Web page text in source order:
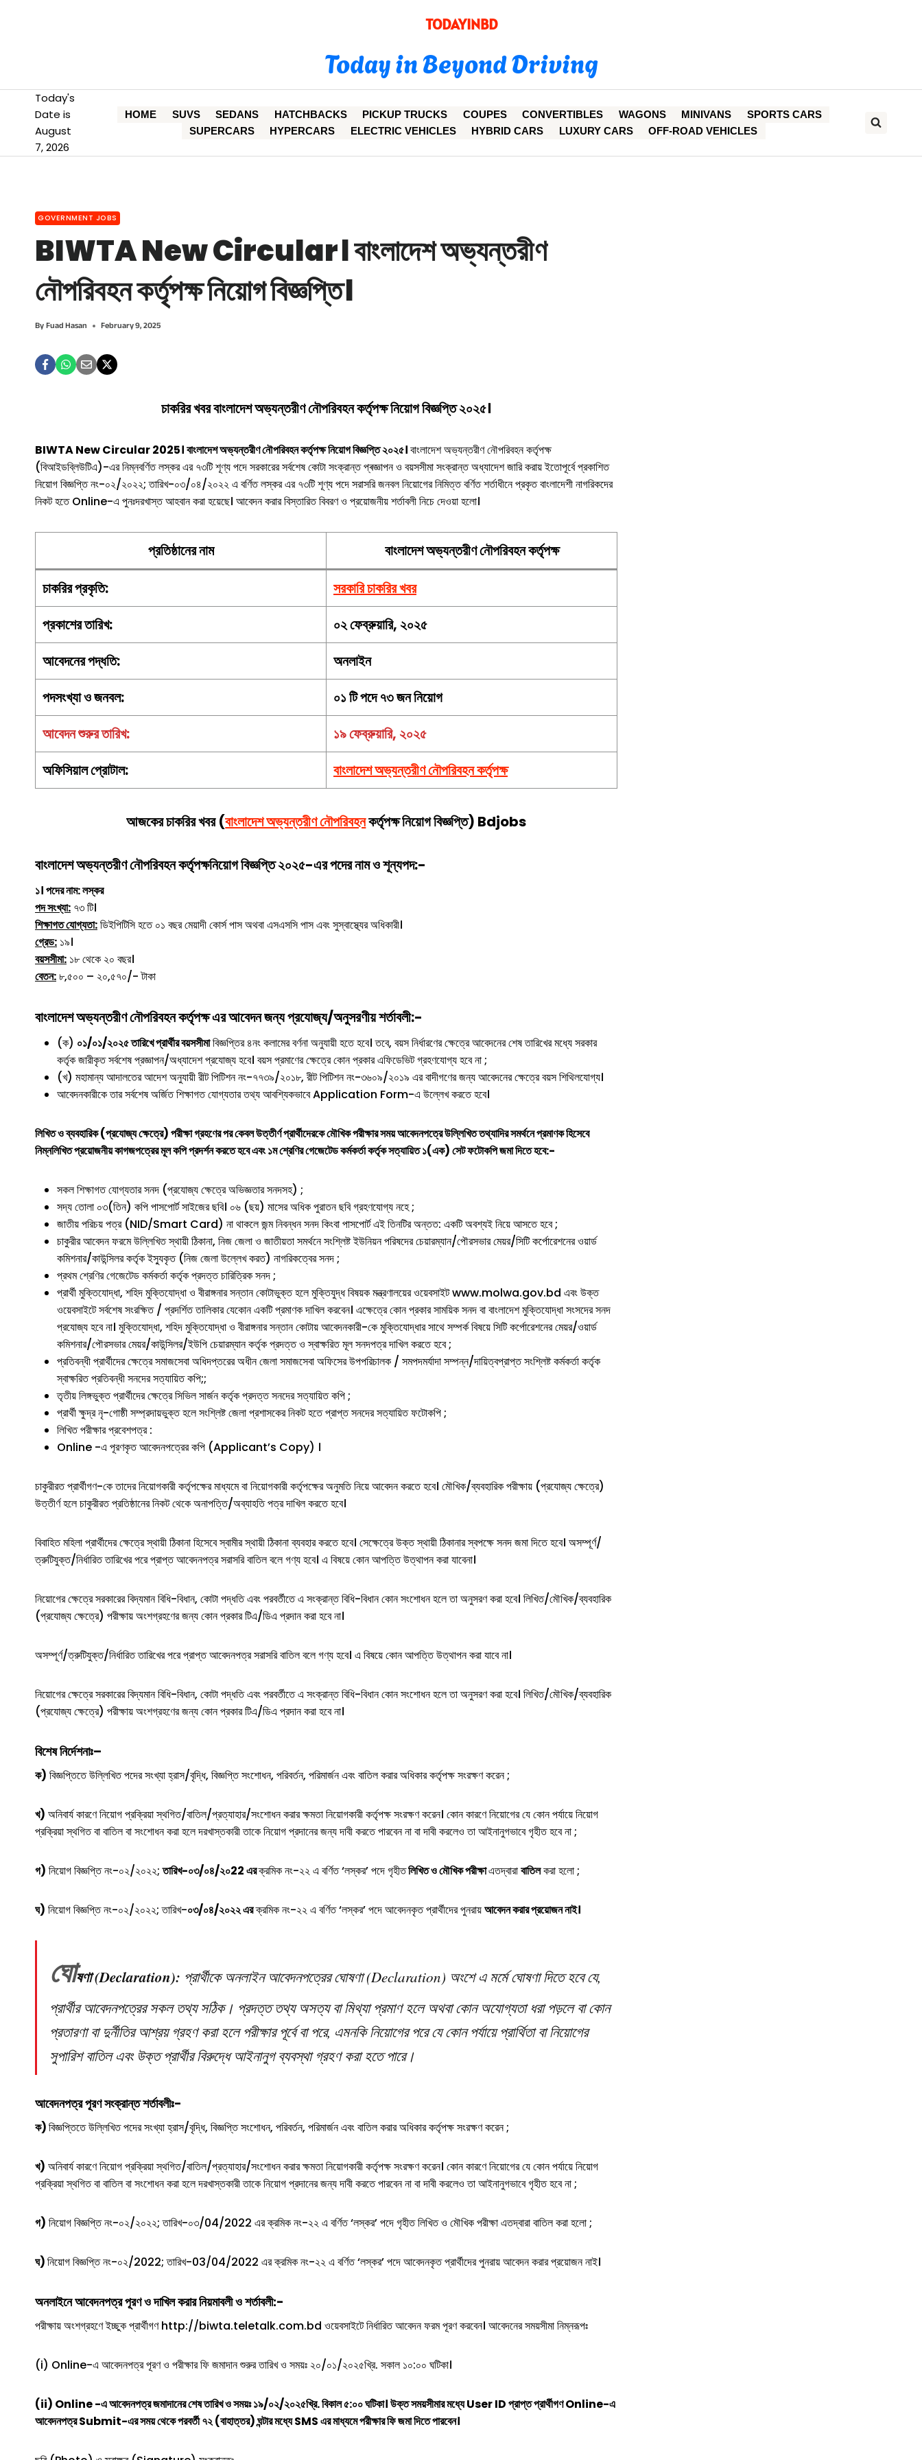
TODAYINBD
Today in Beyond Driving
Today's
Date is
August
7, 2026
HOME SUVS SEDANS HATCHBACKS PICKUP TRUCKS COUPES CONVERTIBLES WAGONS MINIVANS
SPORTS CARS
SUPERCARS
HYPERCARS ELECTRIC VEHICLES HYBRID CARS LUXURY CARS OFF-ROAD VEHICLES
GOVERNMENT JOBS
BIWTA New Circular। বাংলাদেশ অভ্যন্তরীণ
নৌপরিবহন কর্তৃপক্ষ নিয়োগ বিজ্ঞপ্তি।
ByFuad Hasan February 9, 2025
চাকরির খবরবাংলাদেশ অভ্যন্তরীণ নৌপরিবহন কর্তৃপক্ষনিয়োগ বিজ্ঞপ্তি ২০২৫।
BIWTA New Circular 2025। বাংলাদেশ অভ্যন্তরীণ নৌপরিবহন কর্তৃপক্ষ নিয়োগ বিজ্ঞপ্তি ২০২৫।বাংলাদেশ অভ্যন্তরীণ নৌপরিবহন কর্তৃপক্ষ
(বিআইডব্লিউটিএ)-এর নিম্নবর্ণিত লস্কর এর ৭৩টি শূণ্য পদে সরকারের সর্বশেষ কোটা সংক্রান্ত প্ৰজ্ঞাপন ও বয়সসীমা সংক্রান্ত অধ্যাদেশ জারি করায় ইতোপূর্বে প্রকাশিত
নিয়োগ বিজ্ঞপ্তি নং-০২/২০২২; তারিখ-০৩/০৪/২০২২ এ বর্ণিত লস্কর এর ৭৩টি শূণ্য পদে সরাসরি জনবল নিয়োগের নিমিত্ত বর্ণিত শর্তাধীনে প্রকৃত বাংলাদেশী নাগরিকদের
নিকট হতে Online-এ পুনঃদরখাস্ত আহবান করা হয়েছে। আবেদন করার বিস্তারিত বিবরণ ও প্রয়োজনীয় শর্তাবলী নিচে দেওয়া হলো।
প্রতিষ্ঠানের নাম
বাংলাদেশ অভ্যন্তরীণ নৌপরিবহন কর্তৃপক্ষ
চাকরিরপ্রকৃতি:
সরকারি চাকরির খবর
প্রকাশের তারিখ:
০২ ফেব্রুয়ারি, ২০২৫
আবেদনের পদ্ধতি:
অনলাইন
পদসংখ্যা ও জনবল:
০১ টি পদে ৭৩ জন নিয়োগ
আবেদন শুরুর তারিখ:
১৯ ফেব্রুয়ারি, ২০২৫
অফিসিয়াল প্রোটাল:
বাংলাদেশ অভ্যন্তরীণ নৌপরিবহন কর্তৃপক্ষ
আজকের চাকরির খবর (বাংলাদেশ অভ্যন্তরীণ নৌপরিবহনকর্তৃপক্ষনিয়োগ বিজ্ঞপ্তি) Bdjobs
বাংলাদেশ অভ্যন্তরীণ নৌপরিবহন কর্তৃপক্ষনিয়োগ বিজ্ঞপ্তি ২০২৫-এর পদের নাম ও শূন্যপদ:-
১। পদের নাম: লস্কর
পদ সংখ্যা: ৭৩ টি।
শিক্ষাগত যোগ্যতা:ডিইপিটিসি হতে ০১ বছর মেয়াদী কোর্স পাস অথবা এসএসসি পাস এবং সুস্বাস্থ্যের অধিকারী।
গ্রেড: ১৯।
বয়সসীমা: ১৮ থেকে ২০ বছর।
বেতন:৮,৫০০ – ২০,৫৭০/- টাকা
বাংলাদেশ অভ্যন্তরীণ নৌপরিবহন কর্তৃপক্ষএর আবেদন জন্য প্রযোজ্য/অনুসরণীয় শর্তাবলী:-
(ক) ০১/০১/২০২৫ তারিখে প্রার্থীর বয়সসীমাবিজ্ঞপ্তির ৪নং কলামের বর্ণনা অনুযায়ী হতে হবে। তবে, বয়স নির্ধারণের ক্ষেত্রে আবেদনের শেষ তারিখের মধ্যে সরকার
কর্তৃক জারীকৃত সর্বশেষ প্রজ্ঞাপন/অধ্যাদেশ প্রযোজ্য হবে। বয়স প্রমাণের ক্ষেত্রে কোন প্রকার এফিডেভিট গ্রহণযোগ্য হবে না ;
(খ) মহামান্য আদালতের আদেশ অনুযায়ী রীট পিটিশন নং-৭৭৩৯/২০১৮, রীট পিটিশন নং-৩৬০৯/২০১৯ এর বাদীগণের জন্য আবেদনের ক্ষেত্রে বয়স শিথিলযোগ্য।
আবেদনকারীকে তার সর্বশেষ অর্জিত শিক্ষাগত যোগ্যতার তথ্য আবশ্যিকভাবে Application Form-এ উল্লেখ করতে হবে।
লিখিত ও ব্যবহারিক (প্রযোজ্য ক্ষেত্রে) পরীক্ষা গ্রহণের পর কেবল উত্তীর্ণ প্রার্থীদেরকে মৌখিক পরীক্ষার সময় আবেদনপত্রে উল্লিখিত তথ্যাদির সমর্থনে প্রমাণক হিসেবে
নিম্নলিখিত প্রয়োজনীয় কাগজপত্রের মূল কপি প্রদর্শন করতে হবে এবং ১ম শ্রেণির গেজেটেড কর্মকর্তা কর্তৃক সত্যায়িত ১(এক) সেট ফটোকপি জমা দিতে হবে:-
সকল শিক্ষাগত যোগ্যতার সনদ (প্রযোজ্য ক্ষেত্রে অভিজ্ঞতার সনদসহ) ;
সদ্য তোলা ০৩(তিন) কপি পাসপোর্ট সাইজের ছবি। ০৬ (ছয়) মাসের অধিক পুরাতন ছবি গ্রহণযোগ্য নহে ;
জাতীয় পরিচয় পত্র (NID/Smart Card) না থাকলে জন্ম নিবন্ধন সনদ কিংবা পাসপোর্ট এই তিনটির অন্তত: একটি অবশ্যই নিয়ে আসতে হবে ;
চাকুরীর আবেদন ফরমে উল্লিখিত স্থায়ী ঠিকানা, নিজ জেলা ও জাতীয়তা সমর্থনে সংশ্লিষ্ট ইউনিয়ন পরিষদের চেয়ারম্যান/পৌরসভার মেয়র/সিটি কর্পোরেশনের ওয়ার্ড
কমিশনার/কাউন্সিলর কর্তৃক ইস্যুকৃত (নিজ জেলা উল্লেখ করত) নাগরিকত্বের সনদ ;
প্রথম শ্রেণির গেজেটেড কর্মকর্তা কর্তৃক প্রদত্ত চারিত্রিক সনদ ;
প্রার্থী মুক্তিযোদ্ধা, শহিদ মুক্তিযোদ্ধা ও বীরাঙ্গনার সন্তান কোটাভুক্ত হলে মুক্তিযুদ্ধ বিষয়ক মন্ত্রণালয়ের ওয়েবসাইট www.molwa.gov.bd এবং উক্ত
ওয়েবসাইটে সর্বশেষ সংরক্ষিত / প্রদর্শিত তালিকার যেকোন একটি প্রমাণক দাখিল করবেন। এক্ষেত্রে কোন প্রকার সাময়িক সনদ বা বাংলাদেশ মুক্তিযোদ্ধা সংসদের সনদ
প্রযোজ্য হবে না। মুক্তিযোদ্ধা, শহিদ মুক্তিযোদ্ধা ও বীরাঙ্গনার সন্তান কোটায় আবেদনকারী-কে মুক্তিযোদ্ধার সাথে সম্পর্ক বিষয়ে সিটি কর্পোরেশনের মেয়র/ওয়ার্ড
কমিশনার/পৌরসভার মেয়র/কাউন্সিলর/ইউপি চেয়ারম্যান কর্তৃক প্রদত্ত ও স্বাক্ষরিত মূল সনদপত্র দাখিল করতে হবে ;
প্রতিবন্ধী প্রার্থীদের ক্ষেত্রে সমাজসেবা অধিদপ্তরের অধীন জেলা সমাজসেবা অফিসের উপপরিচালক / সমপদমর্যাদা সম্পন্ন/দায়িত্বপ্রাপ্ত সংশ্লিষ্ট কর্মকর্তা কর্তৃক
স্বাক্ষরিত প্রতিবন্ধী সনদের সত্যায়িত কপি;;
তৃতীয় লিঙ্গভুক্ত প্রার্থীদের ক্ষেত্রে সিভিল সার্জন কর্তৃক প্রদত্ত সনদের সত্যায়িত কপি ;
প্রার্থী ক্ষুদ্র নৃ-গোষ্ঠী সম্প্রদায়ভুক্ত হলে সংশ্লিষ্ট জেলা প্রশাসকের নিকট হতে প্রাপ্ত সনদের সত্যায়িত ফটোকপি ;
লিখিত পরীক্ষার প্রবেশপত্র :
Online -এ পূরণকৃত আবেদনপত্রের কপি (Applicant’s Copy) ।
চাকুরীরত প্রার্থীগণ-কে তাদের নিয়োগকারী কর্তৃপক্ষের মাধ্যমে বা নিয়োগকারী কর্তৃপক্ষের অনুমতি নিয়ে আবেদন করতে হবে। মৌখিক/ব্যবহারিক পরীক্ষায় (প্রযোজ্য ক্ষেত্রে)
উত্তীর্ণ হলে চাকুরীরত প্রতিষ্ঠানের নিকট থেকে অনাপত্তি/অব্যাহতি পত্র দাখিল করতে হবে।
বিবাহিত মহিলা প্রার্থীদের ক্ষেত্রে স্থায়ী ঠিকানা হিসেবে স্বামীর স্থায়ী ঠিকানা ব্যবহার করতে হবে। সেক্ষেত্রে উক্ত স্থায়ী ঠিকানার স্বপক্ষে সনদ জমা দিতে হবে। অসম্পূর্ণ/
ত্রুটিযুক্ত/নির্ধারিত তারিখের পরে প্রাপ্ত আবেদনপত্র সরাসরি বাতিল বলে গণ্য হবে। এ বিষয়ে কোন আপত্তি উত্থাপন করা যাবেনা।
নিয়োগের ক্ষেত্রে সরকারের বিদ্যমান বিধি-বিধান, কোটা পদ্ধতি এবং পরবর্তীতে এ সংক্রান্ত বিধি-বিধান কোন সংশোধন হলে তা অনুসরণ করা হবে। লিখিত/মৌখিক/ব্যবহারিক
(প্রযোজ্য ক্ষেত্রে) পরীক্ষায় অংশগ্রহণের জন্য কোন প্রকার টিএ/ডিএ প্রদান করা হবে না।
অসম্পূর্ণ/ত্রুটিযুক্ত/নির্ধারিত তারিখের পরে প্রাপ্ত আবেদনপত্র সরাসরি বাতিল বলে গণ্য হবে। এ বিষয়ে কোন আপত্তি উত্থাপন করা যাবে না।
নিয়োগের ক্ষেত্রে সরকারের বিদ্যমান বিধি-বিধান, কোটা পদ্ধতি এবং পরবর্তীতে এ সংক্রান্ত বিধি-বিধান কোন সংশোধন হলে তা অনুসরণ করা হবে। লিখিত/মৌখিক/ব্যবহারিক
(প্রযোজ্য ক্ষেত্রে) পরীক্ষায় অংশগ্রহণের জন্য কোন প্রকার টিএ/ডিএ প্রদান করা হবে না।
বিশেষ নির্দেশনাঃ–
ক) বিজ্ঞপ্তিতে উল্লিখিত পদের সংখ্যা হ্রাস/বৃদ্ধি, বিজ্ঞপ্তি সংশোধন, পরিবর্তন, পরিমার্জন এবং বাতিল করার অধিকার কর্তৃপক্ষ সংরক্ষণ করেন ;
খ) অনিবার্য কারণে নিয়োগ প্রক্রিয়া স্থগিত/বাতিল/প্রত্যাহার/সংশোধন করার ক্ষমতা নিয়োগকারী কর্তৃপক্ষ সংরক্ষণ করেন। কোন কারণে নিয়োগের যে কোন পর্যায়ে নিয়োগ
প্রক্রিয়া স্থগিত বা বাতিল বা সংশোধন করা হলে দরখাস্তকারী তাকে নিয়োগ প্রদানের জন্য দাবী করতে পারবেন না বা দাবী করলেও তা আইনানুগভাবে গৃহীত হবে না ;
গ) নিয়োগ বিজ্ঞপ্তি নং-০২/২০২২;তারিখ-০৩/০৪/২০22 এরক্রমিক নং-২২ এ বর্ণিত ‘লস্কর’ পদে গৃহীতলিখিত ও মৌখিক পরীক্ষাএতদ্বারাবাতিলকরা হলো ;
ঘ) নিয়োগ বিজ্ঞপ্তি নং-০২/২০২২; তারিখ-০৩/০৪/২০২২ এরক্রমিক নং-২২ এ বর্ণিত ‘লস্কর’ পদে আবেদনকৃত প্রার্থীদের পুনরায়আবেদন করার প্রয়োজন নাই।
ঘোষণা (Declaration): প্রার্থীকে অনলাইন আবেদনপত্রের ঘোষণা (Declaration) অংশে এ মর্মে ঘোষণা দিতে হবে যে,
প্রার্থীর আবেদনপত্রের সকল তথ্য সঠিক। প্রদত্ত তথ্য অসত্য বা মিথ্যা প্রমাণ হলে অথবা কোন অযোগ্যতা ধরা পড়লে বা কোন
প্রতারণা বা দুর্নীতির আশ্রয় গ্রহণ করা হলে পরীক্ষার পূর্বে বা পরে, এমনকি নিয়োগের পরে যে কোন পর্যায়ে প্রার্থিতা বা নিয়োগের
সুপারিশ বাতিল এবং উক্ত প্রার্থীর বিরুদ্ধে আইনানুগ ব্যবস্থা গ্রহণ করা হতে পারে।
আবেদনপত্র পূরণ সংক্রান্ত শর্তাবলীঃ-
ক)বিজ্ঞপ্তিতে উল্লিখিত পদের সংখ্যা হ্রাস/বৃদ্ধি, বিজ্ঞপ্তি সংশোধন, পরিবর্তন, পরিমার্জন এবং বাতিল করার অধিকার কর্তৃপক্ষ সংরক্ষণ করেন ;
খ) অনিবার্য কারণে নিয়োগ প্রক্রিয়া স্থগিত/বাতিল/প্রত্যাহার/সংশোধন করার ক্ষমতা নিয়োগকারী কর্তৃপক্ষ সংরক্ষণ করেন। কোন কারণে নিয়োগের যে কোন পর্যায়ে নিয়োগ
প্রক্রিয়া স্থগিত বা বাতিল বা সংশোধন করা হলে দরখাস্তকারী তাকে নিয়োগ প্রদানের জন্য দাবী করতে পারবেন না বা দাবী করলেও তা আইনানুগভাবে গৃহীত হবে না ;
গ) নিয়োগ বিজ্ঞপ্তি নং-০২/২০২২; তারিখ-০৩/04/2022 এর ক্রমিক নং-২২ এ বর্ণিত ‘লস্কর’ পদে গৃহীত লিখিত ও মৌখিক পরীক্ষা এতদ্বারা বাতিল করা হলো ;
ঘ)নিয়োগ বিজ্ঞপ্তি নং-০২/2022; তারিখ-03/04/2022 এর ক্রমিক নং-২২ এ বর্ণিত ‘লস্কর’ পদে আবেদনকৃত প্রার্থীদের পুনরায় আবেদন করার প্রয়োজন নাই।
অনলাইনে আবেদনপত্র পূরণ ও দাখিল করার নিয়মাবলী ও শর্তাবলী:-
পরীক্ষায় অংশগ্রহণে ইচ্ছুক প্রার্থীগণ http://biwta.teletalk.com.bd ওয়েবসাইটে নির্ধারিত আবেদন ফরম পূরণ করবেন। আবেদনের সময়সীমা নিম্নরূপঃ
(i) Online-এ আবেদনপত্র পূরণ ও পরীক্ষার ফি জমাদান শুরুর তারিখ ও সময়ঃ ২০/০১/২০২৫খ্রি. সকাল ১০:০০ ঘটিকা।
(ii) Online -এ আবেদনপত্র জমাদানের শেষ তারিখ ও সময়ঃ ১৯/০২/২০২৫খ্রি. বিকাল ৫:০০ ঘটিকা। উক্ত সময়সীমার মধ্যে User ID প্রাপ্ত প্রার্থীগণ Online-এ
আবেদনপত্র Submit-এর সময় থেকে পরবর্তী ৭২ (বাহাত্তর) ঘন্টার মধ্যে SMS এর মাধ্যমে পরীক্ষার ফি জমা দিতে পারবেন।